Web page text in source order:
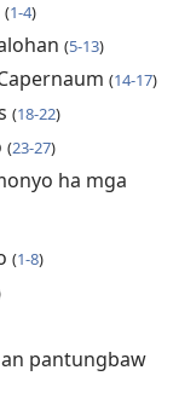
(1-4)
(5-13)
(14-17)
(18-22)
(23-27)
ha mga
(1-8)
pantungbaw